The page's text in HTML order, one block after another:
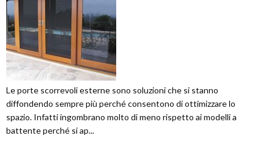
Le porte scorrevoli esterne sono soluzioni che si stanno
diffondendo sempre più perché consentono di ottimizzare lo
spazio. Infatti ingombrano molto di meno rispetto ai modelli a
battente perché si ap...